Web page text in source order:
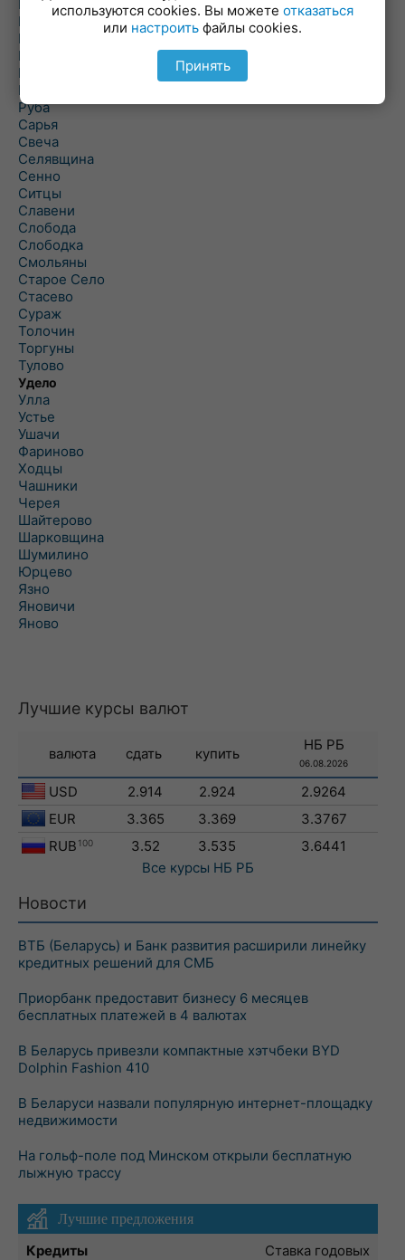
Погоща
Подсвилье
Полоцк
Поставы
Прозороки
Россоны
Руба
Сарья
Свеча
Селявщина
Сенно
Ситцы
Славени
Слобода
Слободка
Смольяны
Старое Село
Стасево
Сураж
Толочин
Торгуны
Тулово
Удело
Улла
Устье
Ушачи
Фариново
Ходцы
Чашники
Черея
Шайтерово
Шарковщина
Шумилино
Юрцево
Язно
Яновичи
Яново
Лучшие курсы валют
валюта сдать купить
НБ РБ
06.08.2026
USD 2.914 2.924
2.9264
EUR
3.365 3.369
3.3767
RUB 100 3.52 3.535
3.6441
Все курсы НБ РБ
Новости
ВТБ (Беларусь) и Банк развития расширили линейку
кредитных решений для СМБ
Приорбанк предоставит бизнесу 6 месяцев
бесплатных платежей в 4 валютах
В Беларусь привезли компактные хэтчбеки BYD
Dolphin Fashion 410
В Беларуси назвали популярную интернет-площадку
недвижимости
На гольф-поле под Минском открыли бесплатную
лыжную трассу
Лучшие предложения
Кредиты
Ставка годовых
используются cookies. Вы можете отказаться
или настроить файлы cookies.
Принять